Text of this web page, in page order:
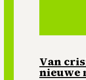
Van
nieuwe